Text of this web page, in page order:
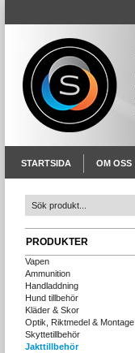
STARTSIDA OM OSS
PRODUKTER
Vapen
Ammunition
Handladdning
Hund tillbehör
Kläder & Skor
Optik, Riktmedel & Montage
Skyttetillbehör
Jakttillbehör